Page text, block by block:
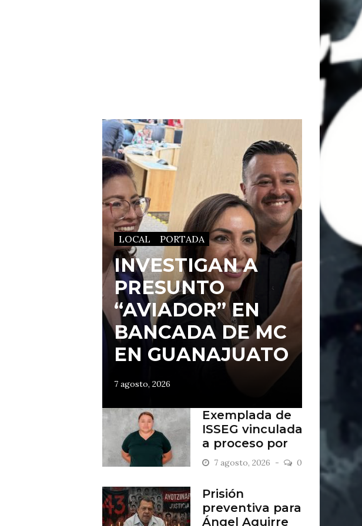
LOCAL PORTADA
INVESTIGAN A
PRESUNTO
“AVIADOR” EN
BANCADA DE MC
EN GUANAJUATO
7 agosto, 2026
Exemplada de
ISSEG vinculada
a proceso por
retiros indebidos
7 agosto, 2026 0
Prisión
preventiva para
Ángel Aguirre